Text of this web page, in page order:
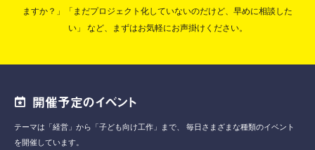
ますか？」「まだプロジェクト化していないのだけど、早めに相談した
い」
など、まずはお気軽にお声掛けください。
開催予定のイベント
テーマは「経営」から「子ども向け工作」まで、
毎日さまざまな種類のイベント
を開催しています。